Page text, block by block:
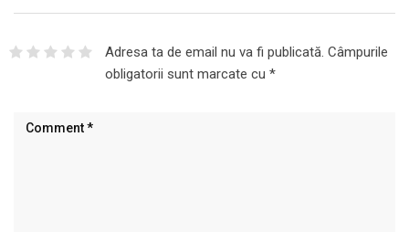
Adresa ta de email nu va fi publicată. Câmpurile
obligatorii sunt marcate cu *